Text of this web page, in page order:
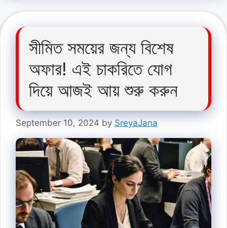
সীমিত সময়ের জন্য বিশেষ
অফার! এই চাকরিতে যোগ
দিয়ে আজই আয় শুরু করুন
September 10, 2024 by SreyaJana